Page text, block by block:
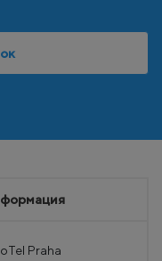
Praha